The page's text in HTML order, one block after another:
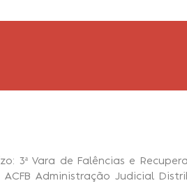
3ª Vara de Falências e
Administração Judicial